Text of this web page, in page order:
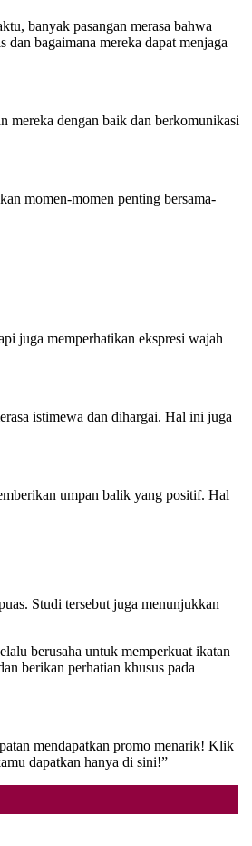
banyak pasangan merasa bahwa
bagaimana mereka dapat menjaga
mereka dengan baik dan berkomunikasi
momen-momen penting bersama-
juga memperhatikan ekspresi wajah
istimewa dan dihargai. Hal ini juga
umpan balik yang positif. Hal
Studi tersebut juga menunjukkan
berusaha untuk memperkuat ikatan
berikan perhatian khusus pada
mendapatkan promo menarik! Klik
dapatkan hanya di sini!”